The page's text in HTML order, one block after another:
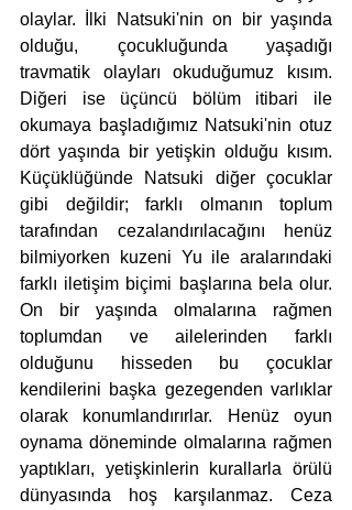
olaylar. İlki Natsuki'nin on bir yaşında
olduğu, çocukluğunda yaşadığı
travmatik olayları okuduğumuz kısım.
Diğeri ise üçüncü bölüm itibari ile
okumaya başladığımız Natsuki'nin otuz
dört yaşında bir yetişkin olduğu kısım.
Küçüklüğünde Natsuki diğer çocuklar
gibi değildir; farklı olmanın toplum
tarafından cezalandırılacağını henüz
bilmiyorken kuzeni Yu ile aralarındaki
farklı iletişim biçimi başlarına bela olur.
On bir yaşında olmalarına rağmen
toplumdan ve ailelerinden farklı
olduğunu hisseden bu çocuklar
kendilerini başka gezegenden varlıklar
olarak konumlandırırlar. Henüz oyun
oynama döneminde olmalarına rağmen
yaptıkları, yetişkinlerin kurallarla örülü
dünyasında hoş karşılanmaz. Ceza